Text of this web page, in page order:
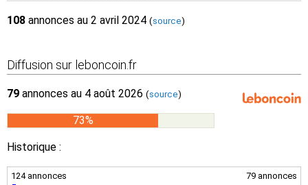
108 annonces au 2 avril 2024 (source)
Diffusion sur leboncoin.fr
79 annonces au 4 août 2026 (source)
73%
Historique :
124 annonces 79 annonces